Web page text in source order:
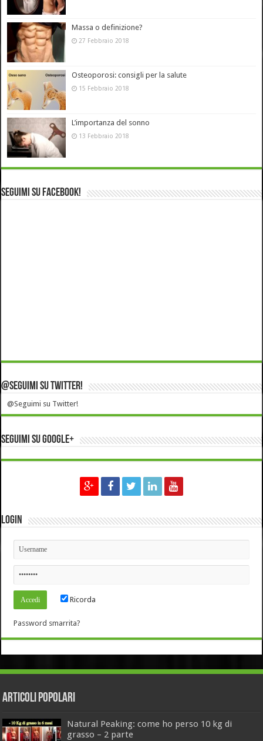
Massa o definizione?
27 Febbraio 2018
Osteoporosi: consigli per la salute
15 Febbraio 2018
L’importanza del sonno
13 Febbraio 2018
Seguimi su Facebook!
@Seguimi su Twitter!
@Seguimi su Twitter!
Seguimi su Google+
Login
Ricorda
Password smarrita?
Articoli Popolari
Natural Peaking: come ho perso 10 kg di
grasso – 2 parte